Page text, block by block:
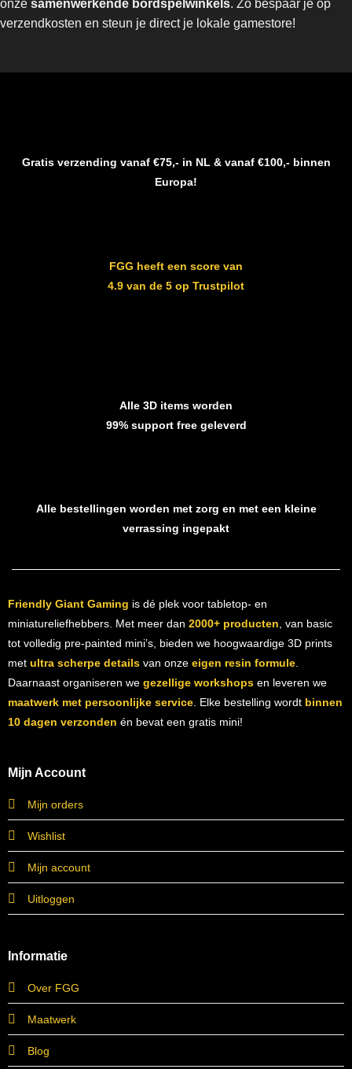
onze samenwerkende bordspelwinkels. Zo bespaar je op
verzendkosten en steun je direct je lokale gamestore!
Gratis verzending vanaf €75,- in NL & vanaf €100,- binnen
Europa!
FGG heeft een score van
4.9 van de 5 op Trustpilot
Alle 3D items worden
99% support free geleverd
Alle bestellingen worden met zorg en met een kleine
verrassing ingepakt
Friendly Giant Gaming is dé plek voor tabletop- en
miniatureliefhebbers. Met meer dan 2000+ producten , van basic
tot volledig pre-painted mini’s, bieden we hoogwaardige 3D prints
met ultra scherpe detailsvan onze eigen resin formule.
Daarnaast organiseren we gezellige workshopsen leveren we
maatwerk met persoonlijke service. Elke bestelling wordt binnen
10 dagen verzonden én bevat een gratis mini!
Mijn Account
Mijn orders
Wishlist
Mijn account
Uitloggen
Informatie
Over FGG
Maatwerk
Blog